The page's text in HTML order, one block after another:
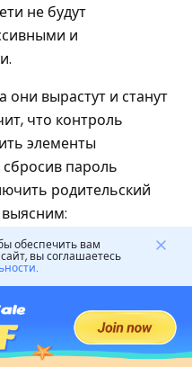
не будут
и
они вырастут и станут
что контроль
элементы
пароль
родительский
в режим
на пульте
дистанционного
питание в
обеспечить вам
вы соглашаетесь
.